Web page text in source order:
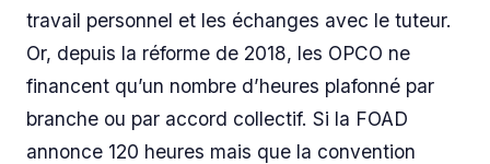
travail personnel et les échanges avec le tuteur.
Or, depuis la réforme de 2018, les OPCO ne
financent qu’un nombre d’heures plafonné par
branche ou par accord collectif. Si la FOAD
annonce 120 heures mais que la convention